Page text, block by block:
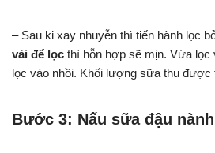
– Sau ki xay nhuyễn thì tiến hành lọc
vải để lọc thì hỗn hợp sẽ mịn. Vừa
lọc vào nhồi. Khối lượng sữa thu được
Bước 3: Nấu sữa đậu nành